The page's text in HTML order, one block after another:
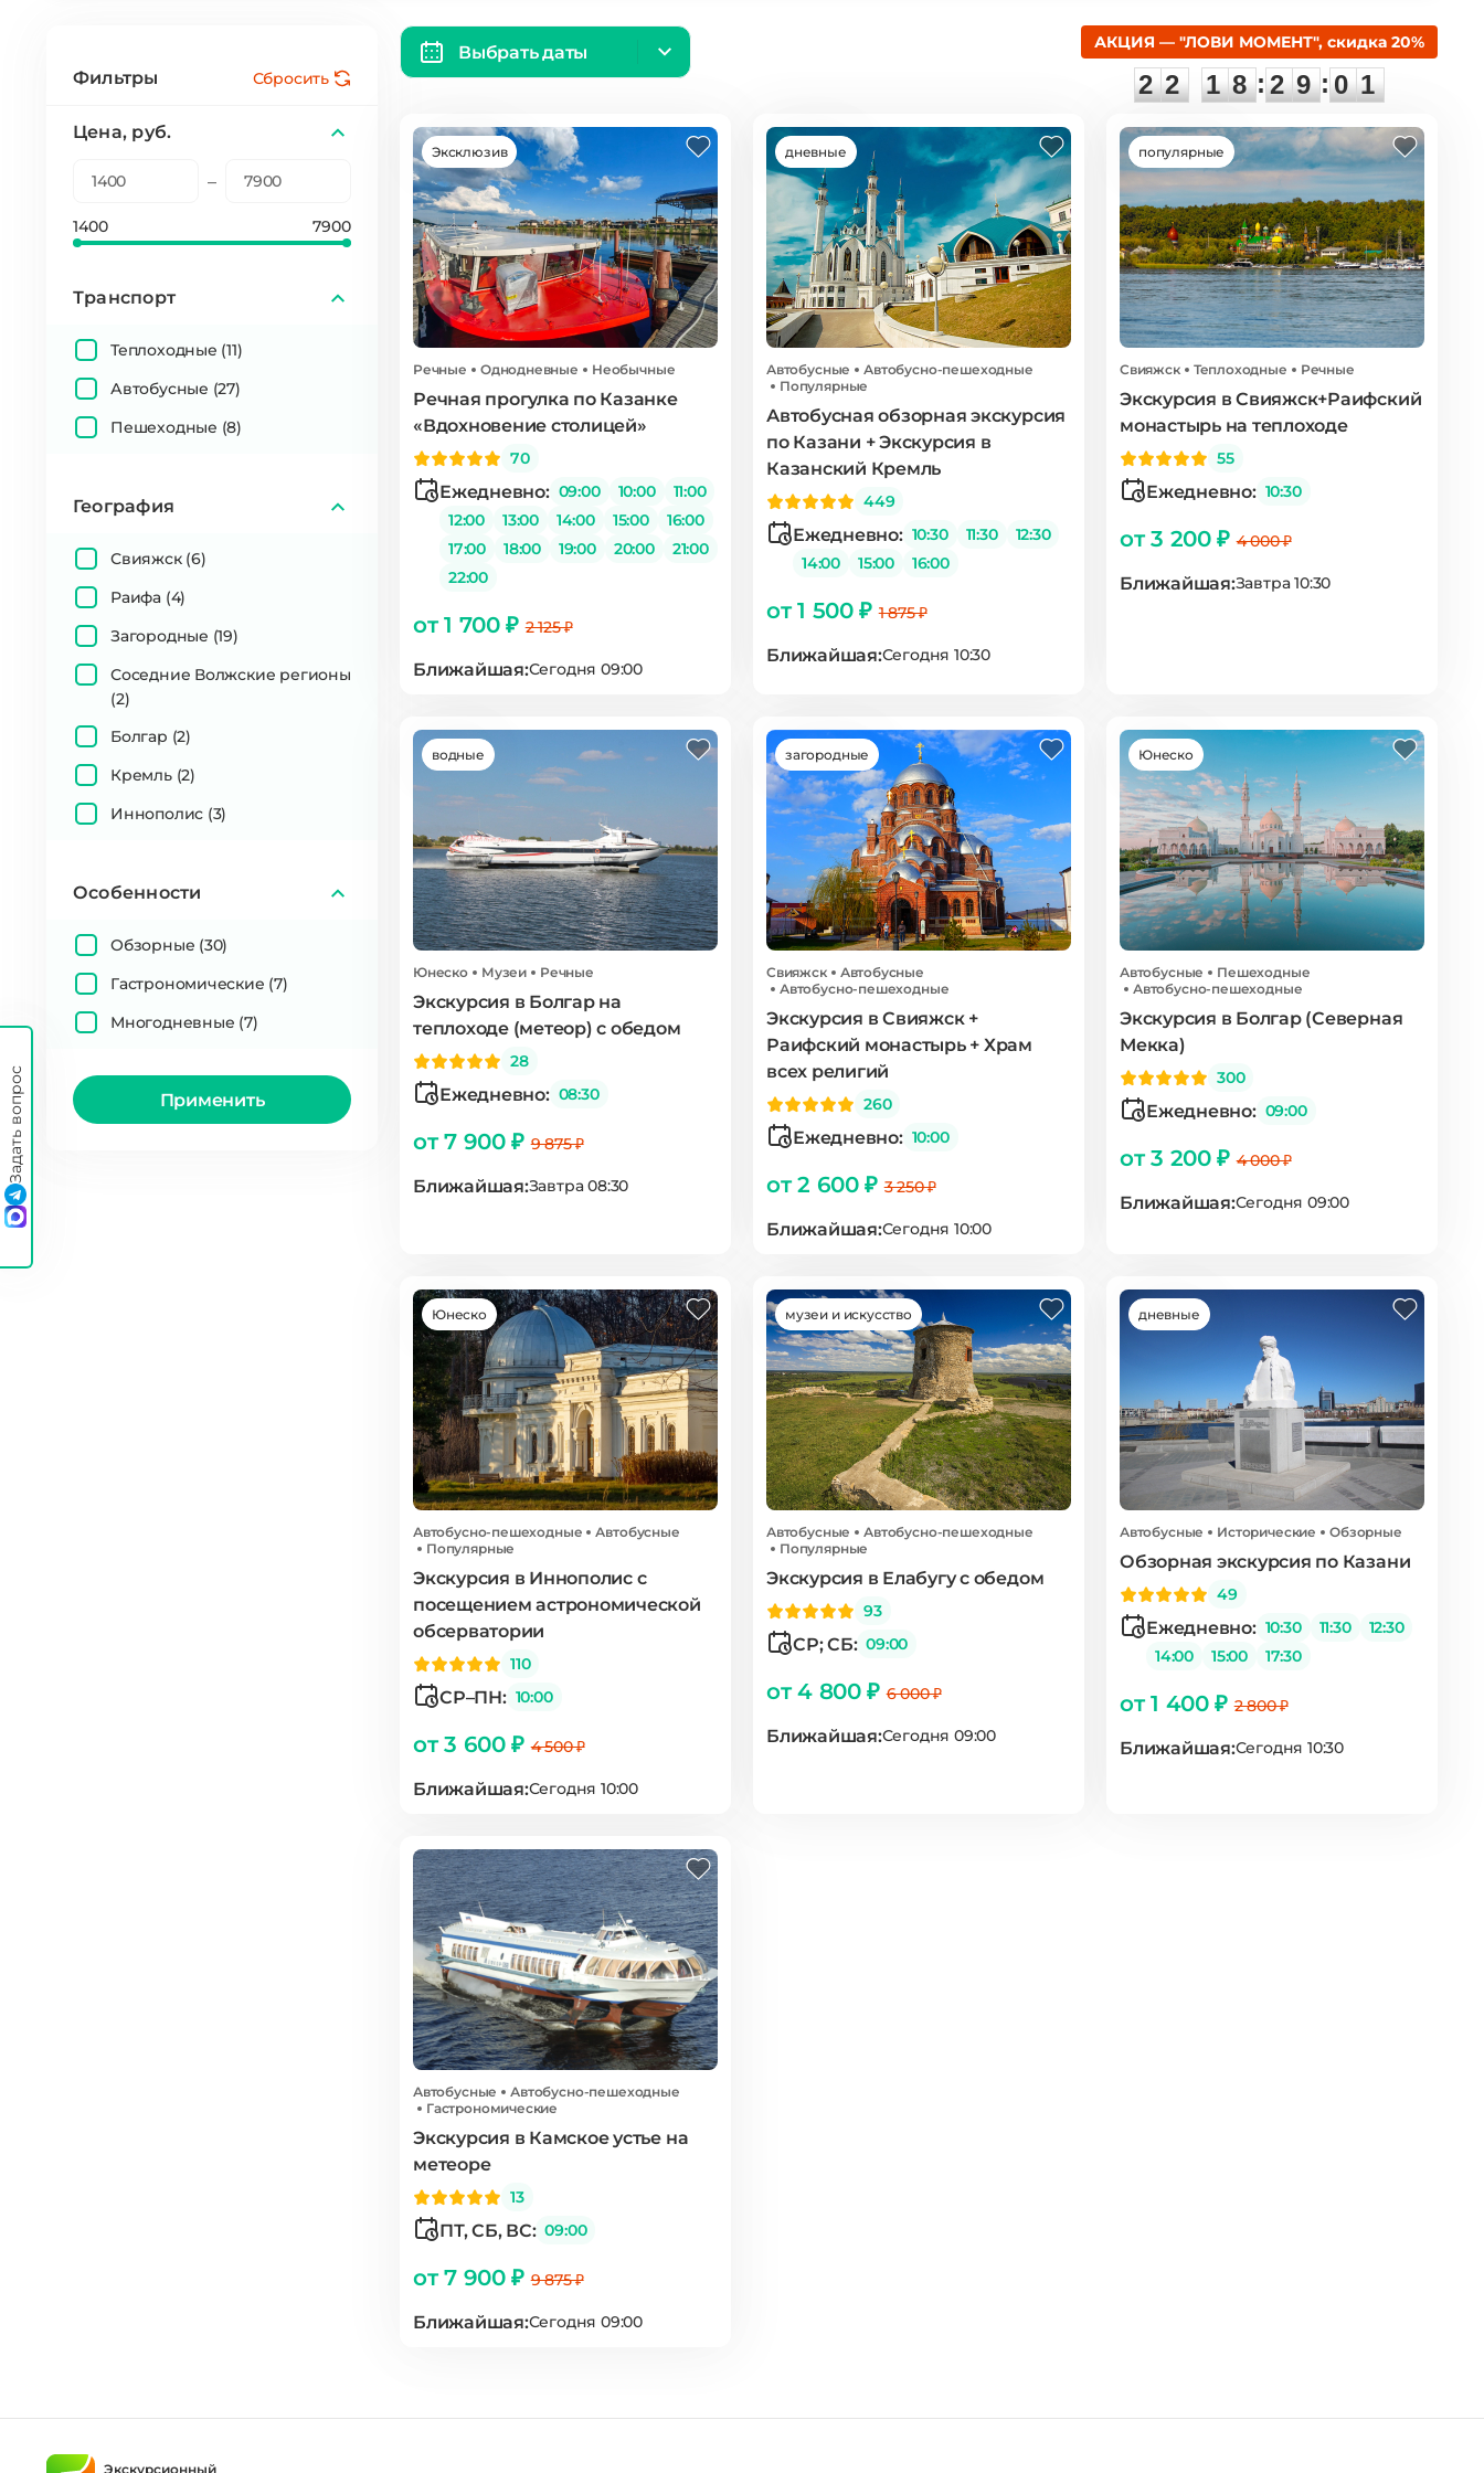
Задать вопрос
Фильтры Сбросить
Цена, руб.
–
1400 7900
Транспорт
Теплоходные (11)
Автобусные (27)
Пешеходные (8)
География
Свияжск (6)
Раифа (4)
Загородные (19)
Соседние Волжские регионы
(2)
Болгар (2)
Кремль (2)
Иннополис (3)
Особенности
Обзорные (30)
Гастрономические (7)
Многодневные (7)
Применить
Выбрать даты АКЦИЯ — "ЛОВИ МОМЕНТ", скидка 20%
2
2
2
2
1
1
8
8 :
2
2
9
9 :
0
0
0
0
Эксклюзив
Речные Однодневные Необычные
Речная прогулка по Казанке
«Вдохновение столицей»
70
Ежедневно: 09:00 10:00
11:00
12:00
13:00 14:00 15:00
16:00
17:00
18:00 19:00 20:00
21:00
22:00
от 1 700 ₽2 125 ₽
Ближайшая:Сегодня 09:00
дневные
Автобусные
Автобусно-пешеходные
Популярные
Автобусная обзорная экскурсия
по Казани + Экскурсия в
Казанский Кремль
449
Ежедневно: 10:30 11:30
12:30
14:00
15:00 16:00
от 1 500 ₽1 875 ₽
Ближайшая:Сегодня 10:30
популярные
Свияжск Теплоходные Речные
Экскурсия в Свияжск+Раифский
монастырь на теплоходе
55
Ежедневно: 10:30
от 3 200 ₽4 000 ₽
Ближайшая:Завтра 10:30
водные
Юнеско Музеи Речные
Экскурсия в Болгар на
теплоходе (метеор) с обедом
28
Ежедневно: 08:30
от 7 900 ₽9 875 ₽
Ближайшая:Завтра 08:30
загородные
Свияжск
Автобусные
Автобусно-пешеходные
Экскурсия в Свияжск +
Раифский монастырь + Храм
всех религий
260
Ежедневно: 10:00
от 2 600 ₽3 250 ₽
Ближайшая:Сегодня 10:00
Юнеско
Автобусные
Пешеходные
Автобусно-пешеходные
Экскурсия в Болгар (Северная
Мекка)
300
Ежедневно: 09:00
от 3 200 ₽4 000 ₽
Ближайшая:Сегодня 09:00
Юнеско
Автобусно-пешеходные
Автобусные
Популярные
Экскурсия в Иннополис с
посещением астрономической
обсерватории
110
СР–ПН: 10:00
от 3 600 ₽4 500 ₽
Ближайшая:Сегодня 10:00
музеи и искусство
Автобусные
Автобусно-пешеходные
Популярные
Экскурсия в Елабугу с обедом
93
СР; СБ: 09:00
от 4 800 ₽6 000 ₽
Ближайшая:Сегодня 09:00
дневные
Автобусные Исторические Обзорные
Обзорная экскурсия по Казани
49
Ежедневно: 10:30 11:30
12:30
14:00
15:00 17:30
от 1 400 ₽2 800 ₽
Ближайшая:Сегодня 10:30
Автобусные
Автобусно-пешеходные
Гастрономические
Экскурсия в Камское устье на
метеоре
13
ПТ, СБ, ВС: 09:00
от 7 900 ₽9 875 ₽
Ближайшая:Сегодня 09:00
Экскурсионный